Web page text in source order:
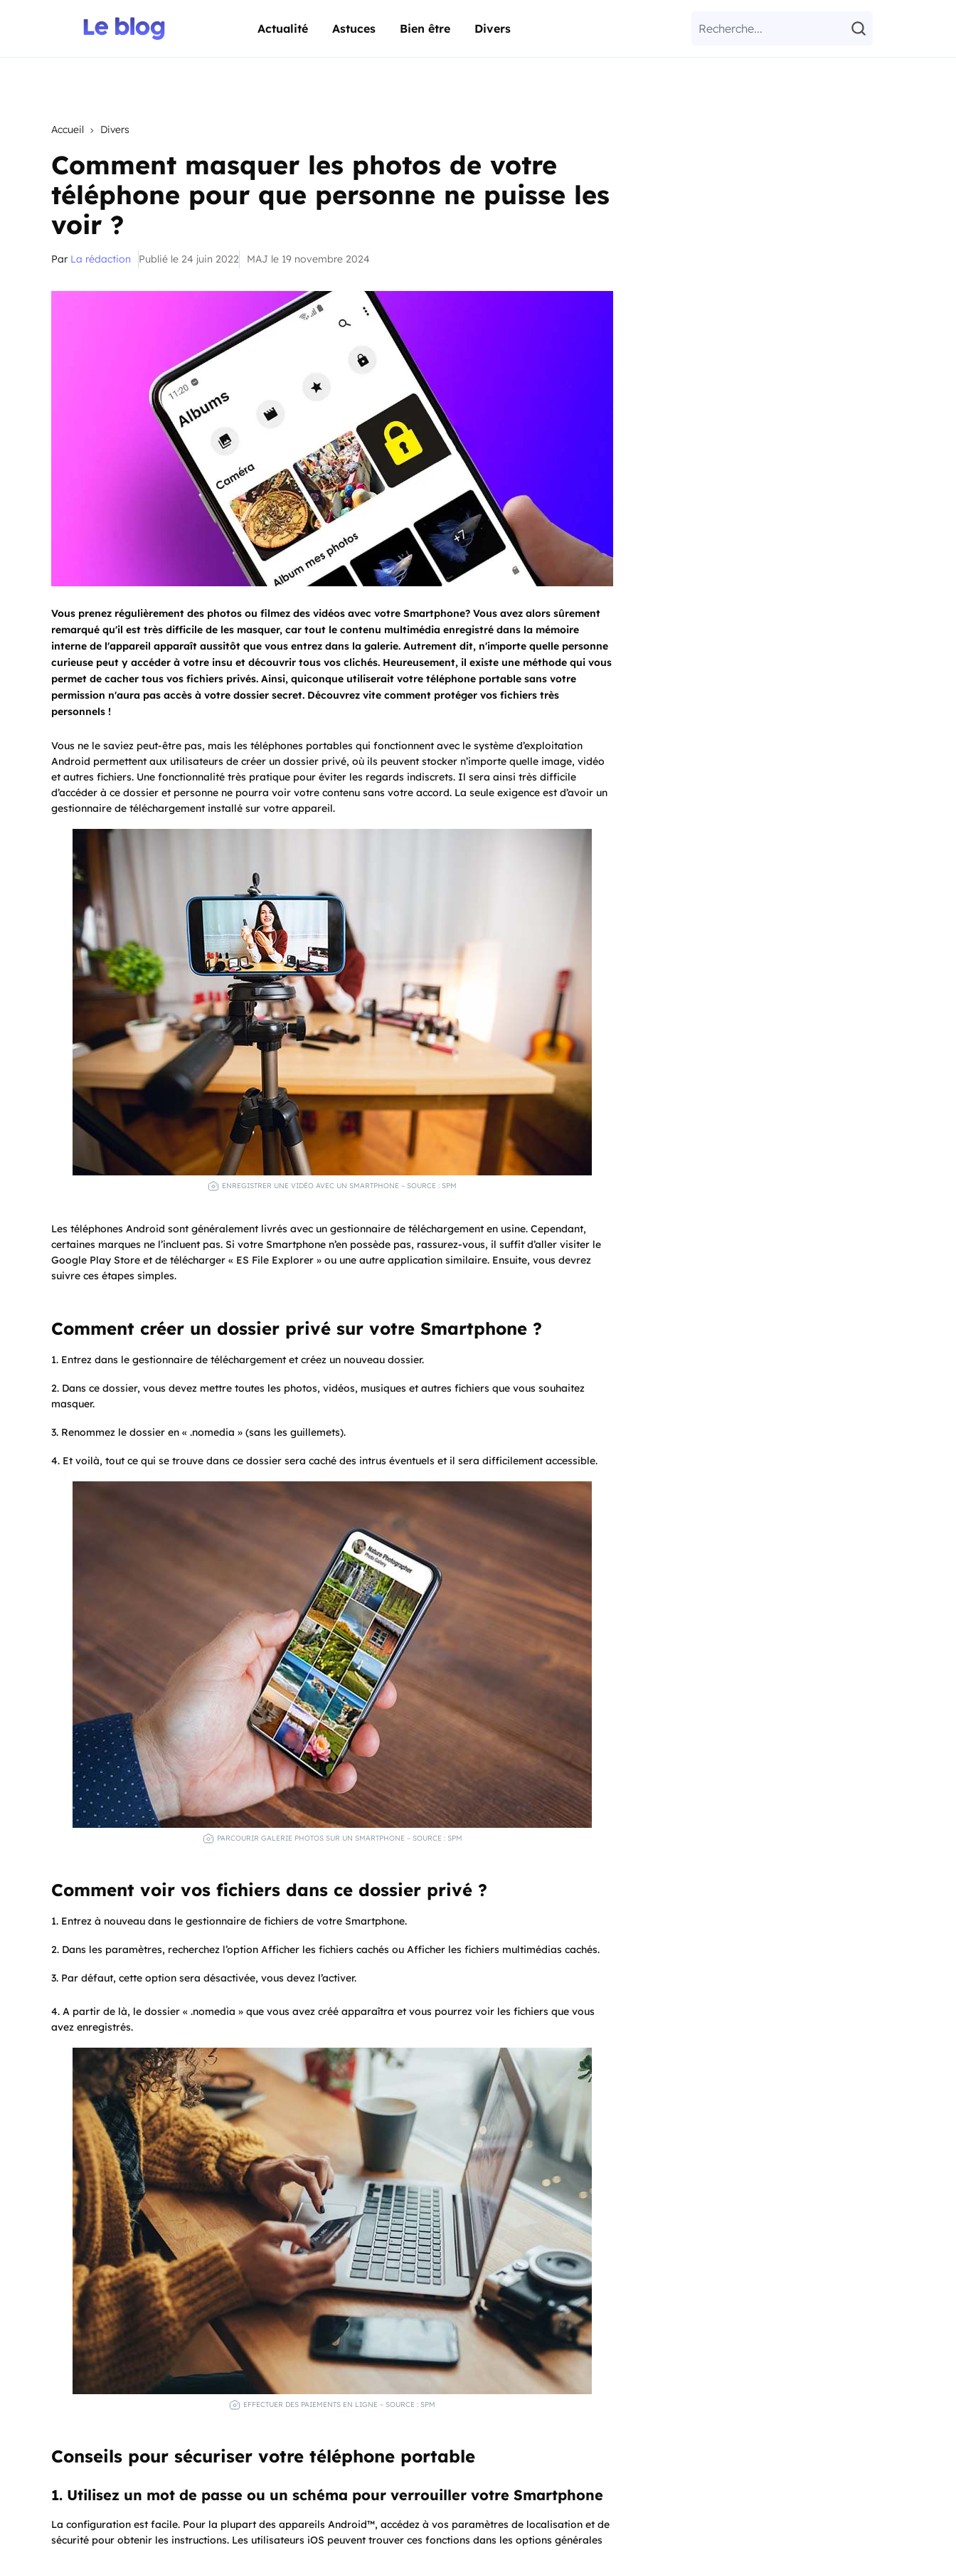
Actualité Astuces Bien être Divers
Accueil Divers
Comment masquer les photos de votre
téléphone pour que personne ne puisse les
voir ?
Par La rédaction Publié le 24 juin 2022 MAJ le 19 novembre 2024
Vous prenez régulièrement des photos ou filmez des vidéos avec votre Smartphone? Vous avez alors sûrement
remarqué qu'il est très difficile de les masquer, car tout le contenu multimédia enregistré dans la mémoire
interne de l'appareil apparaît aussitôt que vous entrez dans la galerie. Autrement dit, n'importe quelle personne
curieuse peut y accéder à votre insu et découvrir tous vos clichés. Heureusement, il existe une méthode qui vous
permet de cacher tous vos fichiers privés. Ainsi, quiconque utiliserait votre téléphone portable sans votre
permission n'aura pas accès à votre dossier secret. Découvrez vite comment protéger vos fichiers très
personnels !
Vous ne le saviez peut-être pas, mais les téléphones portables qui fonctionnent avec le système d’exploitation
Android permettent aux utilisateurs de créer un dossier privé, où ils peuvent stocker n’importe quelle image, vidéo
et autres fichiers. Une fonctionnalité très pratique pour éviter les regards indiscrets. Il sera ainsi très difficile
d’accéder à ce dossier et personne ne pourra voir votre contenu sans votre accord. La seule exigence est d’avoir un
gestionnaire de téléchargement installé sur votre appareil.
ENREGISTRER UNE VIDÉO AVEC UN SMARTPHONE – SOURCE : SPM
Les téléphones Android sont généralement livrés avec un gestionnaire de téléchargement en usine. Cependant,
certaines marques ne l’incluent pas. Si votre Smartphone n’en possède pas, rassurez-vous, il suffit d’aller visiter le
Google Play Store et de télécharger « ES File Explorer » ou une autre application similaire. Ensuite, vous devrez
suivre ces étapes simples.
Comment créer un dossier privé sur votre Smartphone ?
1. Entrez dans le gestionnaire de téléchargement et créez un nouveau dossier.
2. Dans ce dossier, vous devez mettre toutes les photos, vidéos, musiques et autres fichiers que vous souhaitez
masquer.
3. Renommez le dossier en « .nomedia » (sans les guillemets).
4. Et voilà, tout ce qui se trouve dans ce dossier sera caché des intrus éventuels et il sera difficilement accessible.
PARCOURIR GALERIE PHOTOS SUR UN SMARTPHONE – SOURCE : SPM
Comment voir vos fichiers dans ce dossier privé ?
1. Entrez à nouveau dans le gestionnaire de fichiers de votre Smartphone.
2. Dans les paramètres, recherchez l’option Afficher les fichiers cachés ou Afficher les fichiers multimédias cachés.
3. Par défaut, cette option sera désactivée, vous devez l’activer.
4. A partir de là, le dossier « .nomedia » que vous avez créé apparaîtra et vous pourrez voir les fichiers que vous
avez enregistrés.
EFFECTUER DES PAIEMENTS EN LIGNE – SOURCE : SPM
Conseils pour sécuriser votre téléphone portable
1. Utilisez un mot de passe ou un schéma pour verrouiller votre Smartphone
La configuration est facile. Pour la plupart des appareils Android™, accédez à vos paramètres de localisation et de
sécurité pour obtenir les instructions. Les utilisateurs iOS peuvent trouver ces fonctions dans les options générales